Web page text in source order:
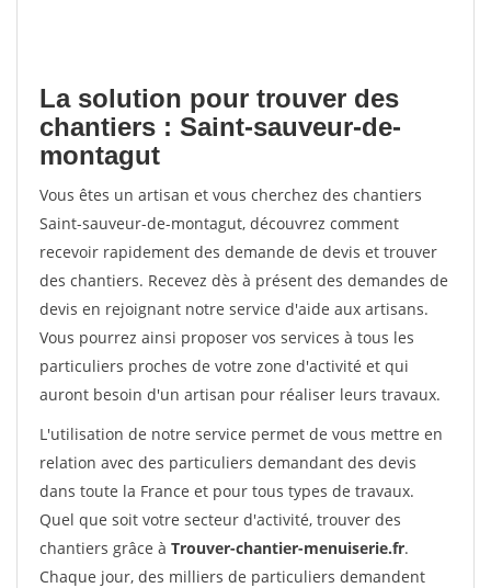
La solution pour trouver des
chantiers : Saint-sauveur-de-
montagut
Vous êtes un artisan et vous cherchez des chantiers
Saint-sauveur-de-montagut, découvrez comment
recevoir rapidement des demande de devis et trouver
des chantiers. Recevez dès à présent des demandes de
devis en rejoignant notre service d'aide aux artisans.
Vous pourrez ainsi proposer vos services à tous les
particuliers proches de votre zone d'activité et qui
auront besoin d'un artisan pour réaliser leurs travaux.
L'utilisation de notre service permet de vous mettre en
relation avec des particuliers demandant des devis
dans toute la France et pour tous types de travaux.
Quel que soit votre secteur d'activité, trouver des
chantiers grâce à Trouver-chantier-menuiserie.fr.
Chaque jour, des milliers de particuliers demandent